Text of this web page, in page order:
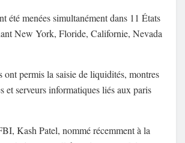
été menées simultanément dans 11 États
New York, Floride, Californie, Nevada
ont permis la saisie de liquidités, montres
et serveurs informatiques liés aux paris
Kash Patel, nommé récemment à la